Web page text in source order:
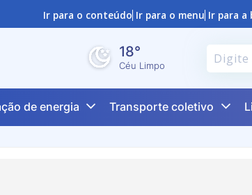
Ir para o conteúdo Ir para o menu Ir para a
18°
Céu Limpo
de energia Transporte coletivo